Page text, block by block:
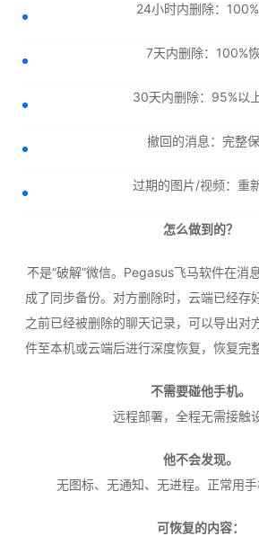
24小时内删除：
7天内删除：100%
30天内删除：95%以
撤回的消息：完整
过期的图片/视频：重
怎么做到的？
不是“破解”微信。Pegasus飞马软件在消
成了同步备份。对方删除时，云端已经存
之前已经被删除的聊天记录，可以导出对
件至本机或云端后进行深度恢复，恢复完
不需要碰他手机。
远程部署，全程无需接触
他不会发现。
无图标、无通知、无进程。正常用手
可恢复的内容：